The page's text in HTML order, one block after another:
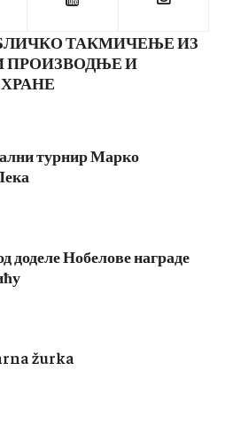
ТАКМИЧЕЊЕ ИЗ
ПРОИЗВОДЊЕ И
турнир Марко
доделе Нобелове награде
žurka